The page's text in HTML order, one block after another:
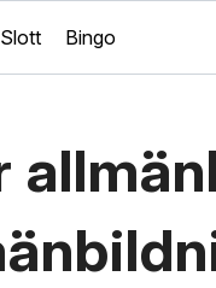
Slott Bingo